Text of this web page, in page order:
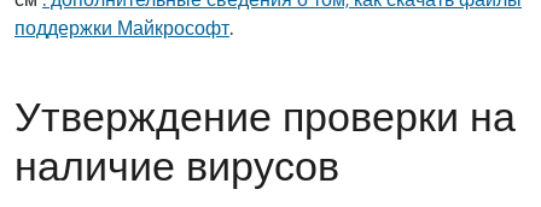
поддержки Майкрософт.
Утверждение проверки на
наличие вирусов